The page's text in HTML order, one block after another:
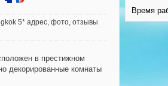
5* адрес, фото, отзывы
в престижном
декорированные комнаты
Время